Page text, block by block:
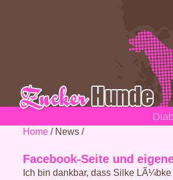
Home / News /
Facebook-Seite und
Ich bin dankbar, dass Silke